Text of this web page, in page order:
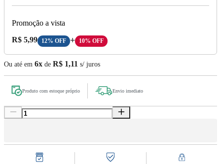
Promoção a vista
Preço A Vista:
R$ 5,99 12% OFF + 10% OFF
Ou até em 6x de R$ 1,11 s/ juros
Produto com estoque próprio Envio imediato